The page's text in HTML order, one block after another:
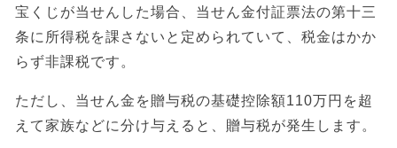
宝くじが当せんした場合、当せん金付証票法の第十三
条に所得税を課さないと定められていて、税金はかか
らず非課税です。
ただし、当せん金を贈与税の基礎控除額110万円を超
えて家族などに分け与えると、贈与税が発生します。